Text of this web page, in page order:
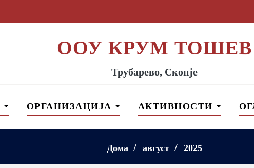
ООУ КРУМ ТОШЕВ
Трубарево, Скопје
ОРГАНИЗАЦИЈА АКТИВНОСТИ
Дома август 2025